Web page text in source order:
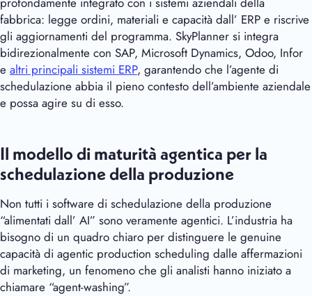
fabbrica: legge ordini, materiali e capacità dall’ ERP e riscrive
gli aggiornamenti del programma. SkyPlanner si integra
bidirezionalmente con SAP, Microsoft Dynamics, Odoo, Infor
e altri principali sistemi ERP, garantendo che l’agente di
schedulazione abbia il pieno contesto dell’ambiente aziendale
e possa agire su di esso.
Il modello di maturità agentica per la
schedulazione della produzione
Non tutti i software di schedulazione della produzione
“alimentati dall’ AI” sono veramente agentici. L’industria ha
bisogno di un quadro chiaro per distinguere le genuine
capacità di agentic production scheduling dalle affermazioni
di marketing, un fenomeno che gli analisti hanno iniziato a
chiamare “agent-washing”.